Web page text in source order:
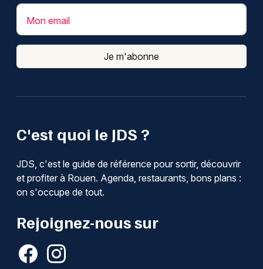
C'est quoi le JDS ?
JDS, c'est le guide de référence pour sortir, découvrir
et profiter à Rouen. Agenda, restaurants, bons plans :
on s'occupe de tout.
Rejoignez-nous sur
Mon email
Je m'abonne